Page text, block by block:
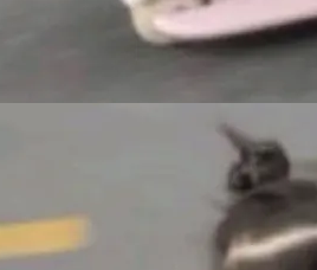
恢复 SQLite 数据
的唯一真相...
么是vivo X300 E这
Ultra / Z Fold8 /
月22日发布，且全
Galaxy，它们本该
Access 阶段。 De
page 最显
between com
之间写出来的。git
何一次编辑：Delt
次操作，...
183 亿美元
博客（VC 分
度业绩报告，Spac
与亚马逊、Alpha
技巨头相比，Spa
；Muse Spark
型。一句话概括：